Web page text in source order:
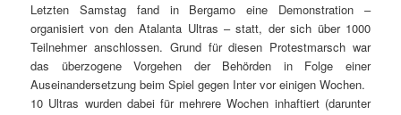
Letzten Samstag fand in Bergamo eine Demonstration –
organisiert von den Atalanta Ultras – statt, der sich über 1000
Teilnehmer anschlossen. Grund für diesen Protestmarsch war
das überzogene Vorgehen der Behörden in Folge einer
Auseinandersetzung beim Spiel gegen Inter vor einigen Wochen.
10 Ultras wurden dabei für mehrere Wochen inhaftiert (darunter